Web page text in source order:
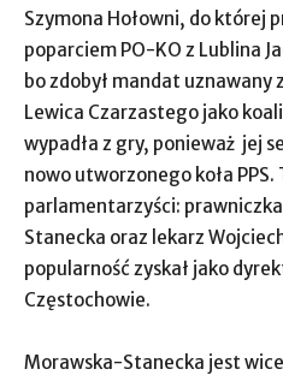
Szymona Hołowni, do której
poparciem PO-KO z Lublina
bo zdobył mandat uznawany
Lewica Czarzastego jako
wypadła z gry, ponieważ jej
nowo utworzonego koła
parlamentarzyści:
Stanecka oraz lekarz
popularność zyskał jako
Częstochowie.
Morawska-Stanecka jest